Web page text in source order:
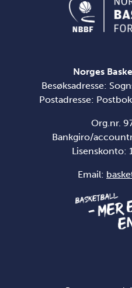
Norges
Besøksadresse:
Postadresse:
Org.nr.
Bankgiro/
Lisenskonto:
Email: